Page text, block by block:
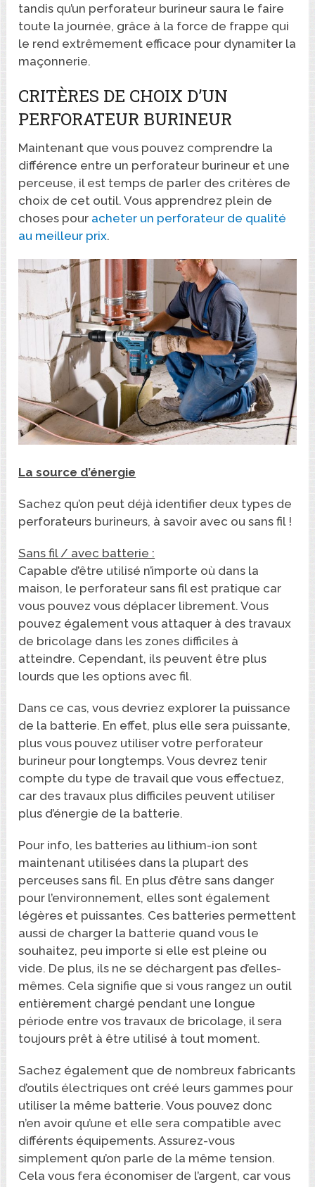
tandis qu’un perforateur burineur saura le faire
toute la journée, grâce à la force de frappe qui
le rend extrêmement efficace pour dynamiter la
maçonnerie.
CRITÈRES DE CHOIX D’UN
PERFORATEUR BURINEUR
Maintenant que vous pouvez comprendre la
différence entre un perforateur burineur et une
perceuse, il est temps de parler des critères de
choix de cet outil. Vous apprendrez plein de
choses pour acheter un perforateur de qualité
au meilleur prix.
La source d’énergie
Sachez qu’on peut déjà identifier deux types de
perforateurs burineurs, à savoir avec ou sans fil !
Sans fil / avec batterie :
Capable d’être utilisé n’importe où dans la
maison, le perforateur sans fil est pratique car
vous pouvez vous déplacer librement. Vous
pouvez également vous attaquer à des travaux
de bricolage dans les zones difficiles à
atteindre. Cependant, ils peuvent être plus
lourds que les options avec fil.
Dans ce cas, vous devriez explorer la puissance
de la batterie. En effet, plus elle sera puissante,
plus vous pouvez utiliser votre perforateur
burineur pour longtemps. Vous devrez tenir
compte du type de travail que vous effectuez,
car des travaux plus difficiles peuvent utiliser
plus d’énergie de la batterie.
Pour info, les batteries au lithium-ion sont
maintenant utilisées dans la plupart des
perceuses sans fil. En plus d’être sans danger
pour l’environnement, elles sont également
légères et puissantes. Ces batteries permettent
aussi de charger la batterie quand vous le
souhaitez, peu importe si elle est pleine ou
vide. De plus, ils ne se déchargent pas d’elles-
mêmes. Cela signifie que si vous rangez un outil
entièrement chargé pendant une longue
période entre vos travaux de bricolage, il sera
toujours prêt à être utilisé à tout moment.
Sachez également que de nombreux fabricants
d’outils électriques ont créé leurs gammes pour
utiliser la même batterie. Vous pouvez donc
n’en avoir qu’une et elle sera compatible avec
différents équipements. Assurez-vous
simplement qu’on parle de la même tension.
Cela vous fera économiser de l’argent, car vous